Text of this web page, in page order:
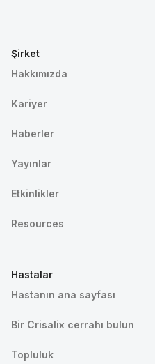
Şirket
Hakkımızda
Kariyer
Haberler
Yayınlar
Etkinlikler
Resources
Hastalar
Hastanın ana sayfası
Bir Crisalix cerrahı bulun
Topluluk